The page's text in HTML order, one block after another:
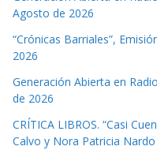
Agosto de 2026
“Crónicas Barriales”,
2026
Generación Abierta en
de 2026
CRÍTICA LIBROS. “Casi
Calvo y Nora Patricia Nardo